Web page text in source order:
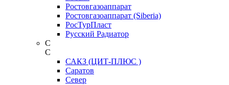
Ростовгазоаппарат
Ростовгазоаппарат (Siberia)
РосТурПласт
Русский Радиатор
С
С
САКЗ (ЦИТ-ПЛЮС )
Саратов
Север